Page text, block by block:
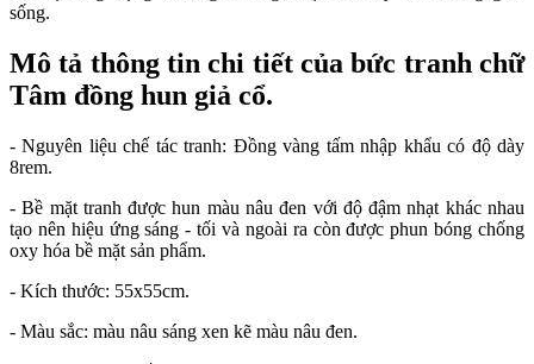
sống.
Mô tả thông tin chi tiết của bức tranh chữ
Tâm đồng hun giả cổ.
- Nguyên liệu chế tác tranh: Đồng vàng tấm nhập khẩu có độ dày
8rem.
- Bề mặt tranh được hun màu nâu đen với độ đậm nhạt khác nhau
tạo nên hiệu ứng sáng - tối và ngoài ra còn được phun bóng chống
oxy hóa bề mặt sản phẩm.
- Kích thước: 55x55cm.
- Màu sắc: màu nâu sáng xen kẽ màu nâu đen.